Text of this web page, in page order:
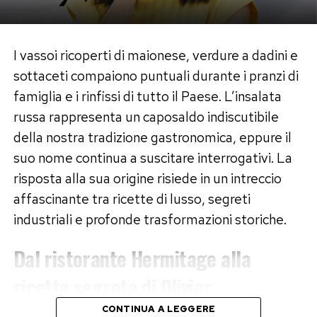
Fortunatamente, il processo di smaltimento e
riciclo permette di recuperare una percentuale
elevatissima dei materiali che compongono
questi dispositivi. Attraverso trattamenti
specifici, le industrie specializzate riescono a
estrarre metalli preziosi che possono tornare
immediatamente nei cicli produttivi.
Il cobalto, il litio e il nichel recuperati vengono
impiegati per la produzione di nuovi
accumulatori per auto elettriche o dispositivi
elettronici di ultima generazione, riducendo la
necessità di estraggere nuove materie prime
abbatte drasticamente le emissioni di anidride
I vassoi ricoperti di maionese, verdure a dadini e
sottaceti compaiono puntuali durante i pranzi di
famiglia e i rinfissi di tutto il Paese. L’insalata
russa rappresenta un caposaldo indiscutibile
della nostra tradizione gastronomica, eppure il
suo nome continua a suscitare interrogativi. La
risposta alla sua origine risiede in un intreccio
affascinante tra ricette di lusso, segreti
industriali e profonde trasformazioni storiche.
Dal ristorante Hermitage alla
CONTINUA A LEGGERE